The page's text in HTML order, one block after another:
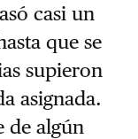
casi un
que se
supieron
asignada.
de algún